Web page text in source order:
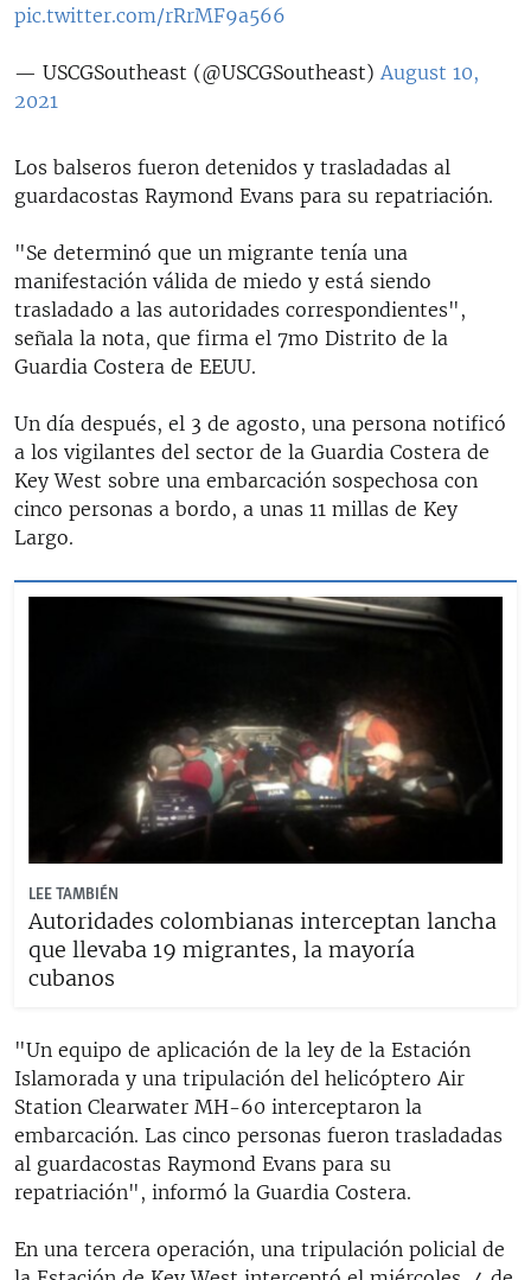
pic.twitter.com/rRrMF9a566
— USCGSoutheast (@USCGSoutheast) August 10,
2021
Los balseros fueron detenidos y trasladadas al
guardacostas Raymond Evans para su repatriación.
"Se determinó que un migrante tenía una
manifestación válida de miedo y está siendo
trasladado a las autoridades correspondientes",
señala la nota, que firma el 7mo Distrito de la
Guardia Costera de EEUU.
Un día después, el 3 de agosto, una persona notificó
a los vigilantes del sector de la Guardia Costera de
Key West sobre una embarcación sospechosa con
cinco personas a bordo, a unas 11 millas de Key
Largo.
LEE TAMBIÉN
Autoridades colombianas interceptan lancha
que llevaba 19 migrantes, la mayoría
cubanos
"Un equipo de aplicación de la ley de la Estación
Islamorada y una tripulación del helicóptero Air
Station Clearwater MH-60 interceptaron la
embarcación. Las cinco personas fueron trasladadas
al guardacostas Raymond Evans para su
repatriación", informó la Guardia Costera.
En una tercera operación, una tripulación policial de